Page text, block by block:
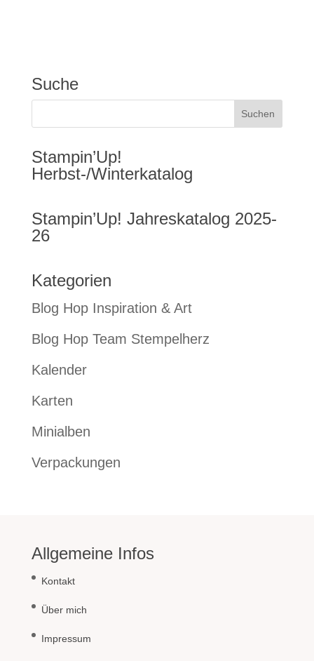
Suche
Stampin’Up!
Herbst-/Winterkatalog
Stampin’Up! Jahreskatalog 2025-
26
Kategorien
Blog Hop Inspiration & Art
Blog Hop Team Stempelherz
Kalender
Karten
Minialben
Verpackungen
Allgemeine Infos
Kontakt
Über mich
Impressum